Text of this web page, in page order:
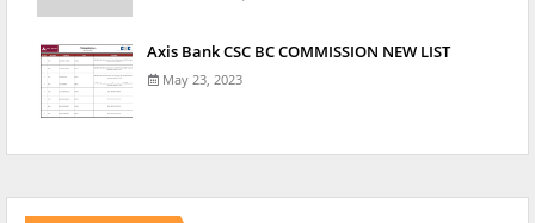
Axis Bank CSC BC COMMISSION NEW LIST
May 23, 2023